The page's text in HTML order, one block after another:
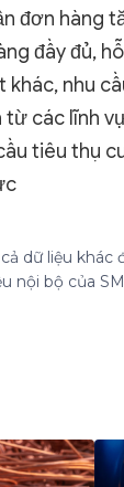
đơn hàng
đầy đủ,
nhu
các lĩnh
tiêu thụ
dữ liệu
nội bộ của